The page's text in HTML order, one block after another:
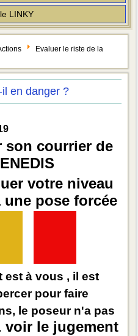
LINKY
Evaluer le riste de la
en danger ?
son courrier de
votre niveau
une pose forcée
est à vous , il est
pour faire
le poseur n'a pas
voir le jugement